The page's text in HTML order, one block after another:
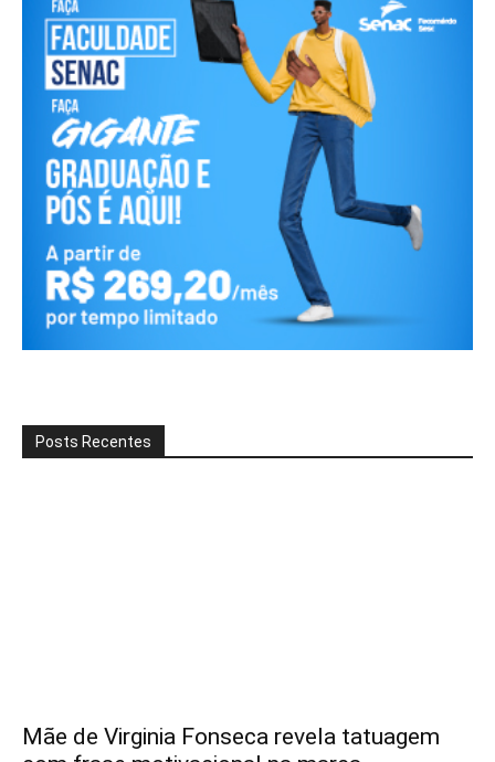
Posts Recentes
Mãe de Virginia Fonseca revela tatuagem